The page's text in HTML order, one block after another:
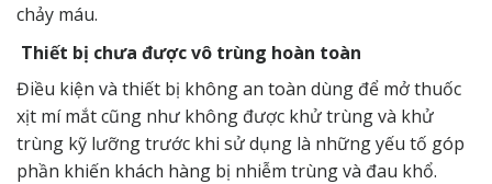
chảy máu.
Thiết bị chưa được vô trùng hoàn toàn
Điều kiện và thiết bị không an toàn dùng để mở thuốc
xịt mí mắt cũng như không được khử trùng và khử
trùng kỹ lưỡng trước khi sử dụng là những yếu tố góp
phần khiến khách hàng bị nhiễm trùng và đau khổ.